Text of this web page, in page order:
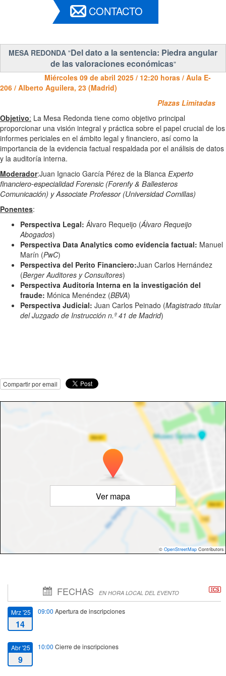
CONTACTO
MESA REDONDA "Del dato a la sentencia: Piedra angular
de las valoraciones económicas"
Miércoles 09 de abril 2025 / 12:20 horas / Aula E-
206 / Alberto Aguilera, 23 (Madrid)
Plazas Limitadas
Objetivo: La Mesa Redonda tiene como objetivo principal
proporcionar una visión integral y práctica sobre el papel crucial de los
informes periciales en el ámbito legal y financiero, así como la
importancia de la evidencia factual respaldada por el análisis de datos
y la auditoría interna.
Moderador:Juan Ignacio García Pérez de la Blanca Experto
financiero-especialidad Forensic (Forenfy & Ballesteros
Comunicación) y Associate Professor (Universidad Comillas)
Ponentes:
Perspectiva Legal: Álvaro Requeijo (Álvaro Requeijo
Abogados)
Perspectiva Data Analytics como evidencia factual: Manuel
Marín (PwC)
Perspectiva del Perito Financiero:Juan Carlos Hernández
(Berger Auditores y Consultores)
Perspectiva Auditoría Interna en la investigación del
fraude: Mónica Menéndez (BBVA)
Perspectiva Judicial: Juan Carlos Peinado (Magistrado titular
del Juzgado de Instrucción n.º 41 de Madrid)
Compartir por email
Ver mapa
© OpenStreetMap Contributors
FECHAS EN HORA LOCAL DEL EVENTO
Mrz '25
14
09:00 Apertura de inscripciones
Abr '25
9
10:00 Cierre de inscripciones